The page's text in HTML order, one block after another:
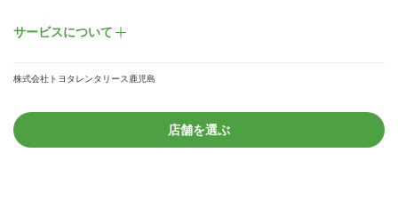
サービスについて
株式会社トヨタレンタリース鹿児島
店舗を選ぶ